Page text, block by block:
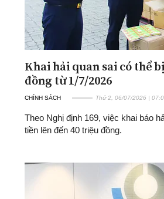
Khai hải quan sai có thể
đồng từ 1/7/2026
CHÍNH SÁCH Thứ 2, 06/07/2026 |
Theo Nghị định 169, việc khai báo
tiền lên đến 40 triệu đồng.